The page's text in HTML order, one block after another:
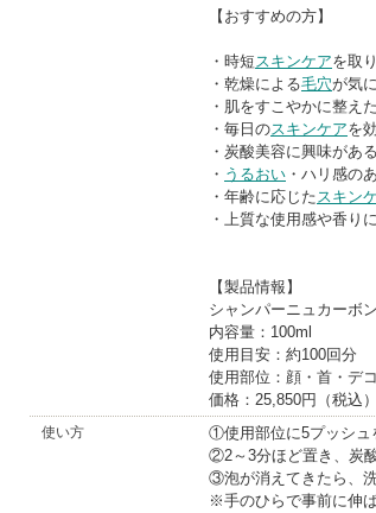
【おすすめの方】
・時短スキンケアを取
・乾燥による毛穴が気
・肌をすこやかに整え
・毎日のスキンケアを
・炭酸美容に興味があ
・ うるおい ・ハリ感の
・年齢に応じたスキン
・上質な使用感や香り
【製品情報】
シャンパーニュカーボ
内容量：100ml
使用目安：約100回分
使用部位：顔・首・デ
価格：25,850円（税込）
使い方
①使用部位に5プッシュ
②2～3分ほど置き、炭
③泡が消えてきたら、
※手のひらで事前に伸